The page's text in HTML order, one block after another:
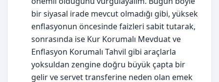
bir siyasal irade mevcut olmadığı gibi, yüksek
enflasyonun öncesinde faizleri sabit tutarak,
sonrasında ise Kur Korumalı Mevduat ve
Enflasyon Korumalı Tahvil gibi araçlarla
yoksuldan zengine doğru büyük çapta bir
gelir ve servet transferine neden olan emek